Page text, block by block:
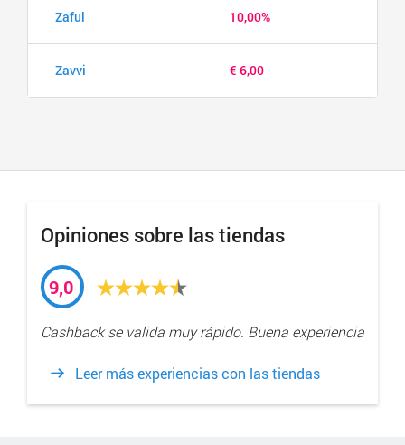
Zaful 10,00%
Zavvi € 6,00
Opiniones sobre las tiendas
9,0
Cashback se valida muy rápido. Buena experiencia
Leer más experiencias con las tiendas